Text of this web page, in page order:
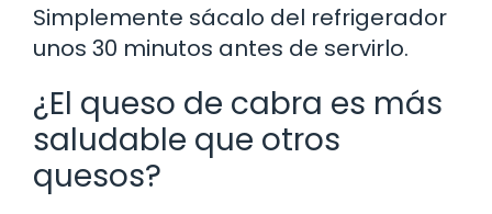
Simplemente sácalo del refrigerador
unos 30 minutos antes de servirlo.
¿El queso de cabra es más
saludable que otros
quesos?